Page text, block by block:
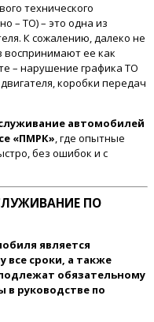
технического
– ТО) – это одна из
К сожалению, далеко не
воспринимают ее как
– нарушение графика ТО
коробки передач
автомобилей
«ПМРК», где опытные
без ошибок и с
ПО
является
сроки, а также
обязательному
руководстве по